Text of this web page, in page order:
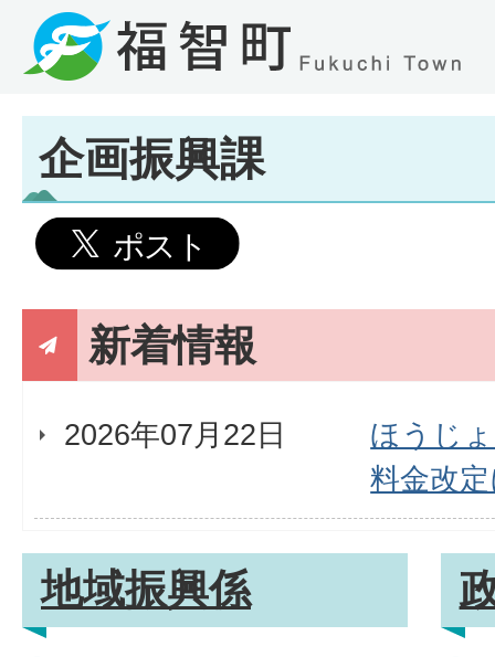
企画振興課
新着情報
2026年07月22日
ほうじ
料金改
地域振興係